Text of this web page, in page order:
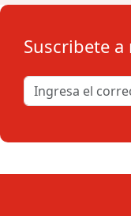
Suscribete